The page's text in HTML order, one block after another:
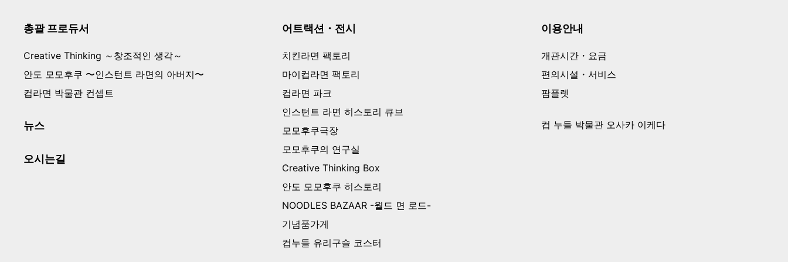
총괄 프로듀서
Creative Thinking ～창조적인 생각～
안도 모모후쿠 〜인스턴트 라면의 아버지〜
컵라면 박물관 컨셉트
뉴스
오시는길
어트랙션・전시
치킨라면 팩토리
마이컵라면 팩토리
컵라면 파크
인스턴트 라면 히스토리 큐브
모모후쿠극장
모모후쿠의 연구실
Creative Thinking Box
안도 모모후쿠 히스토리
NOODLES BAZAAR -월드 면 로드-
기념품가게
컵누들 유리구슬 코스터
이용안내
개관시간・요금
편의시설・서비스
팜플렛
컵 누들 박물관 오사카 이케다